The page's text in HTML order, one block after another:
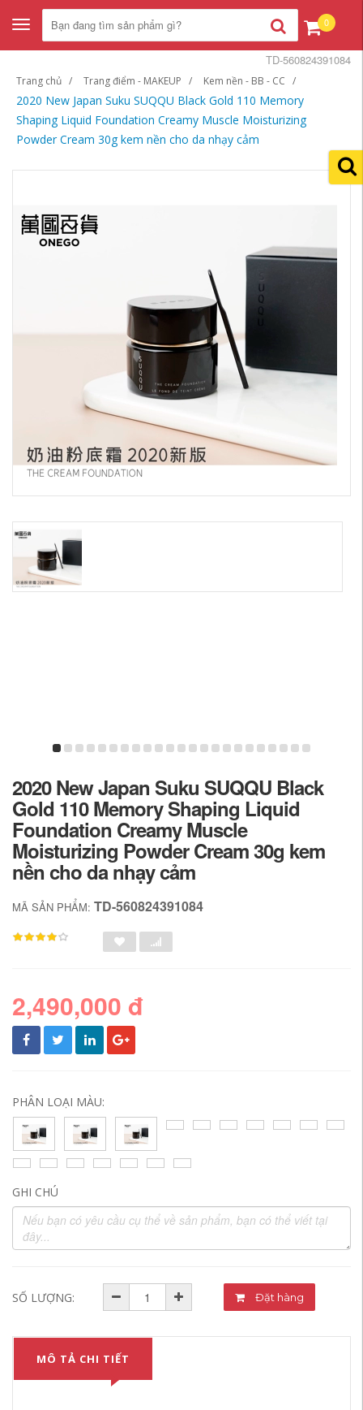
Toggle
navigation
0
Trang chủ Trang điểm - MAKEUP Kem nền - BB - CC
2020 New Japan Suku SUQQU Black Gold 110 Memory
Shaping Liquid Foundation Creamy Muscle Moisturizing
Powder Cream 30g kem nền cho da nhạy cảm
TD-560824391084
2020 New Japan Suku SUQQU Black
Gold 110 Memory Shaping Liquid
Foundation Creamy Muscle
Moisturizing Powder Cream 30g kem
nền cho da nhạy cảm
MÃ SẢN PHẨM: TD-560824391084
2,490,000 đ
PHÂN LOẠI MÀU:
GHI CHÚ
SỐ LƯỢNG: Đặt hàng
MÔ TẢ CHI TIẾT